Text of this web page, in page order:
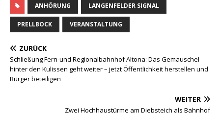
ANHÖRUNG LANGENFELDER SIGNAL
PRELLBOCK VERANSTALTUNG
ZURÜCK
Schließung Fern-und Regionalbahnhof Altona: Das Gemauschel
hinter den Kulissen geht weiter – jetzt Öffentlichkeit herstellen und
Bürger beteiligen
WEITER
Zwei Hochhaustürme am Diebsteich als Bahnhof